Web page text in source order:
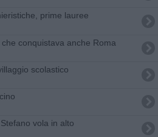
prime lauree
conquistava anche Roma
scolastico
vola in alto